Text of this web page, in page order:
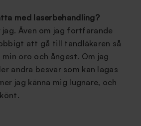
med laserbehandling?
Även om jag fortfarande
att gå till tandläkaren så
oro och ångest. Om jag
andra besvär som kan lagas
jag känna mig lugnare, och